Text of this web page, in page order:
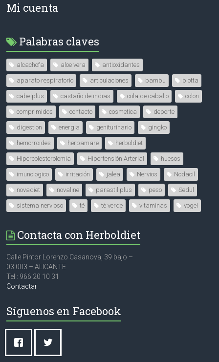
Mi cuenta
Palabras claves
alcachofa aloe vera antioxidantes
aparato respiratorio articulaciones bambu biotta
cabelplus castaño de indias cola de caballo colon
comprimidos contacto cosmetica deporte
digestion energia geniturinario gingko
hemorroides herbamare herboldiet
Hipercolesterolemia Hipertensión Arterial huesos
imunologico irritación jalea Nervios Nodacil
novadiet novaline parastil plus peso Sedul
sistema nervioso té té verde vitaminas vogel
Contacta con Herboldiet
Calle Pintor Lorenzo Casanova, 39 bajo –
03.003 – ALICANTE
Tel : 966 20 10 31
Contactar
Síguenos en Facebook